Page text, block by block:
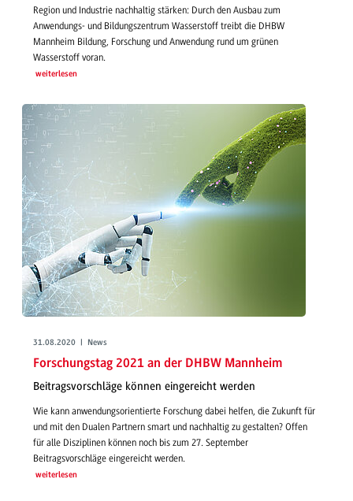
Region und Industrie nachhaltig stärken: Durch den Ausbau zum
Anwendungs- und Bildungszentrum Wasserstoff treibt die DHBW
Mannheim Bildung, Forschung und Anwendung rund um grünen
Wasserstoff voran.
weiterlesen
31.08.2020 | News
Forschungstag 2021 an der DHBW Mannheim
Beitragsvorschläge können eingereicht werden
Wie kann anwendungsorientierte Forschung dabei helfen, die Zukunft für
und mit den Dualen Partnern smart und nachhaltig zu gestalten? Offen
für alle Disziplinen können noch bis zum 27. September
Beitragsvorschläge eingereicht werden.
weiterlesen